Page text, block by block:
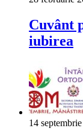
Cuvânt
iubirea
14